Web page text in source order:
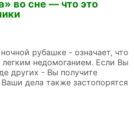
во сне — что это
рубашке - означает, что
недомоганием. Если Вы
других - Вы получите
дела также застопорятся